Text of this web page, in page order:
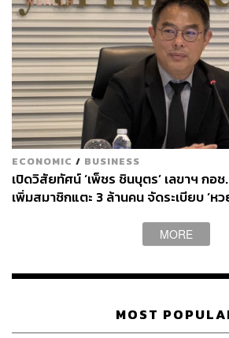
ECONOMIC / BUSINESS
เปิดวิสัยทัศน์ ‘เพ็ชร ชินบุตร’ เลขาฯ กอช
เพิ่มสมาชิกแตะ 3 ล้านคน จัดระเบียบ ‘ห
MORE
MOST